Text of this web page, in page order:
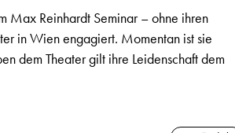
Max Reinhardt Seminar – ohne ihren
in Wien engagiert. Momentan ist sie
dem Theater gilt ihre Leidenschaft dem